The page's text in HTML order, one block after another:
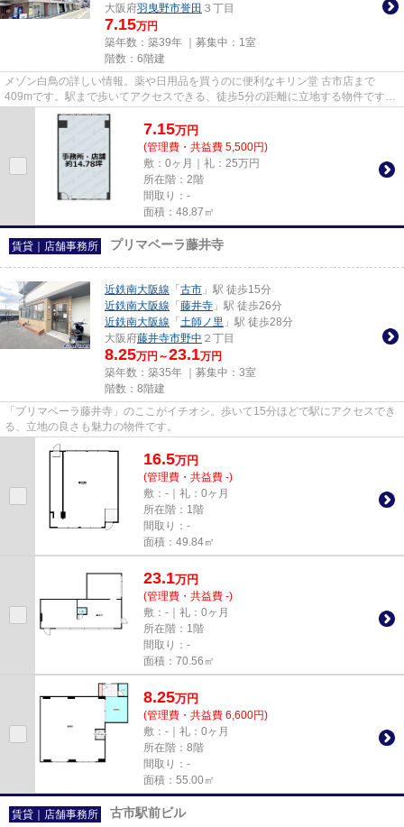
大阪府羽曳野市誉田 ３丁目
7.15万円
築年数：築39年 ｜募集中： 1室
階数：6階建
メゾン白鳥の詳しい情報。薬や日用品を買うのに便利なキリン堂 古市店まで
409mです。駅まで歩いてアクセスできる、徒歩5分の距離に立地する物件です。
こちらはエレベーター付きの物件...
7.15万円
(管理費・共益費 5,500円)
敷：0ヶ月｜礼：25万円
所在階：2階
間取り：-
面積：48.87㎡
賃貸｜店舗事務所 プリマベーラ藤井寺
近鉄南大阪線 「 古市 」駅 徒歩15分
近鉄南大阪線 「 藤井寺 」駅 徒歩26分
近鉄南大阪線 「 土師ノ里 」駅 徒歩28分
大阪府藤井寺市野中 ２丁目
8.25万円～23.1万円
築年数：築35年 ｜募集中： 3室
階数：8階建
「プリマベーラ藤井寺」のここがイチオシ。歩いて15分ほどで駅にアクセスでき
る、立地の良さも魅力の物件です。
16.5万円
(管理費・共益費 -)
敷：-｜礼：0ヶ月
所在階：1階
間取り：-
面積：49.84㎡
23.1万円
(管理費・共益費 -)
敷：-｜礼：0ヶ月
所在階：1階
間取り：-
面積：70.56㎡
8.25万円
(管理費・共益費 6,600円)
敷：-｜礼：0ヶ月
所在階：8階
間取り：-
面積：55.00㎡
賃貸｜店舗事務所 古市駅前ビル